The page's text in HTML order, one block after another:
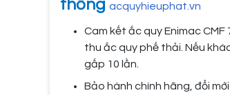
thống acquyhieuphat.vn
Cam kết ắc quy Enimac
thu ắc quy phế thải. Nếu
gấp 10 lần.
Bảo hành chính hãng, đổi